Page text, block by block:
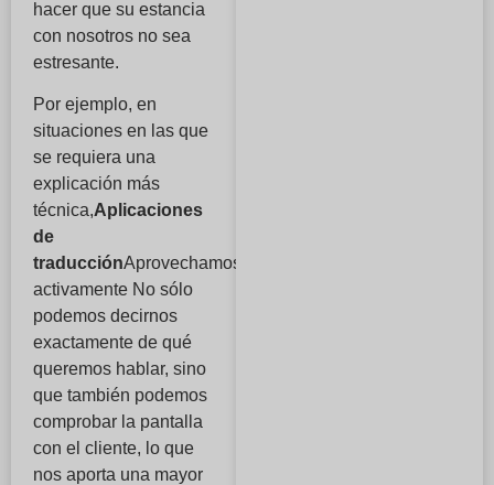
hacer que su estancia
con nosotros no sea
estresante.
Por ejemplo, en
situaciones en las que
se requiera una
explicación más
técnica,Aplicaciones
de
traducciónAprovechamos
activamente No sólo
podemos decirnos
exactamente de qué
queremos hablar, sino
que también podemos
comprobar la pantalla
con el cliente, lo que
nos aporta una mayor